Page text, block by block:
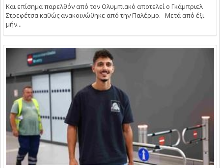
Και επίσημα παρελθόν από τον Ολυμπιακό αποτελεί ο Γκάμπριελ
Στρεφέτσα καθώς ανακοινώθηκε από την Παλέρμο. Μετά από έξι
μήν...